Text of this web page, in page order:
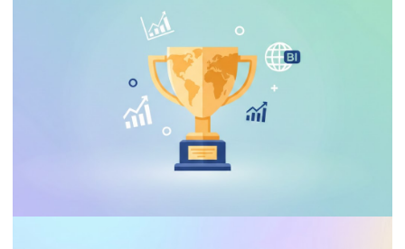
CARREIRA, CURSOS E CERTIFICAÇÕES
Voucher de desconto de 100% para as
provas DP-700 e DP-600. Faça as provas
de certificação do Fabric de graça!
21 de janeiro de 2026 1 min de leitura